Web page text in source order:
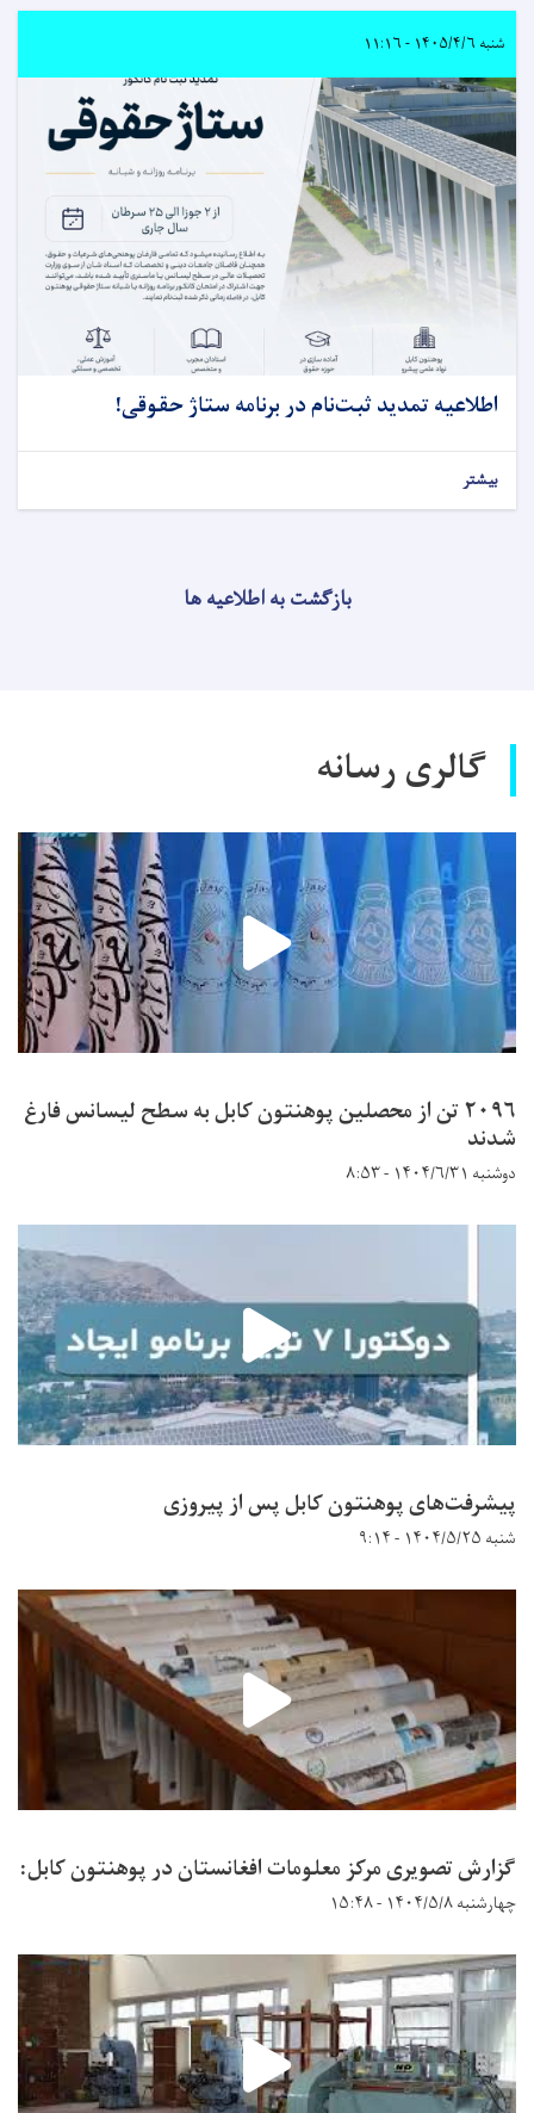
شنبه ۱۴۰۵/۴/۶ - ۱۱:۱۶
اطلاعیه تمدید ثبت‌نام در برنامه ستاژ حقوقى!
بیشتر
بازگشت به اطلاعیه ها
گالری رسانه
۲۰۹۶ تن از محصلین پوهنتون کابل به سطح لیسانس فارغ
شدند
دوشنبه ۱۴۰۴/۶/۳۱ - ۸:۵۳
پیشرفت‌های پوهنتون کابل پس از پیروزی
شنبه ۱۴۰۴/۵/۲۵ - ۹:۱۴
گزارش تصویری مرکز معلومات افغانستان در پوهنتون کابل:
چهارشنبه ۱۴۰۴/۵/۸ - ۱۵:۴۸